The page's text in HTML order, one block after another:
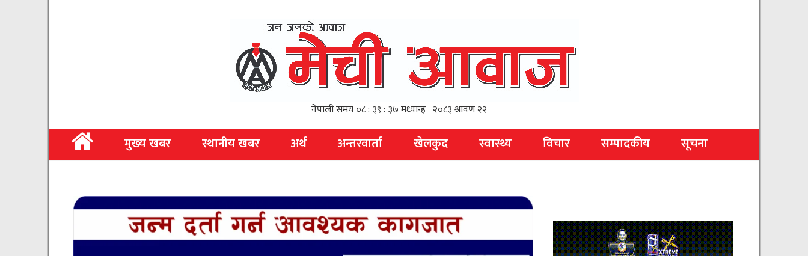
मुख्य खबर स्थानीय खबर अर्थ अन्तरवार्ता खेलकुद स्वास्थ्य विचार सम्पादकीय सूचना